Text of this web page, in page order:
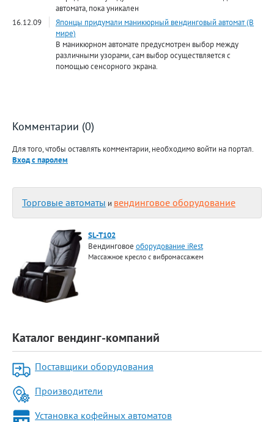
автомата, пока уникален
16.12.09
Японцы придумали маникюрный вендинговый автомат (В
мире)
В маникюрном автомате предусмотрен выбор между
различными узорами, сам выбор осуществляется с
помощью сенсорного экрана.
Комментарии (0)
Для того, чтобы оставлять комментарии, необходимо войти на портал.
Вход с паролем
Торговые автоматы и вендинговое оборудование
SL-T102
Вендинговое оборудование iRest
Массажное кресло с вибромассажем
Каталог вендинг-компаний
Поставщики оборудования
Производители
Установка кофейных автоматов